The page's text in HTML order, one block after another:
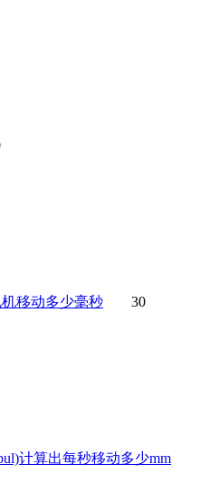
移动多少毫秒 30
计算出每秒移动多少mm